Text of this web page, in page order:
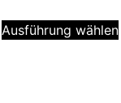
Ausführung wählen